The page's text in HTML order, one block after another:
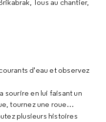
Tous au chantier,
d'eau et observez
sourire en lui faisant un
tournez une roue…
plusieurs histoires